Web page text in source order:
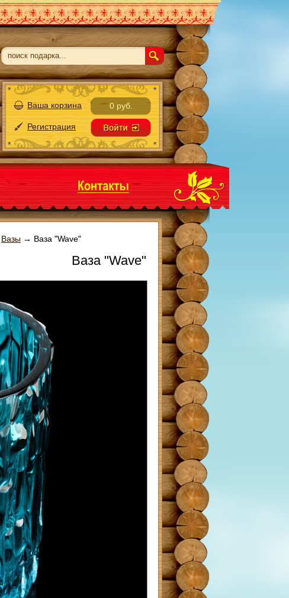
Ваша корзина 0 руб.
Регистрация
Вазы → Ваза "Wave"
Ваза "Wave"